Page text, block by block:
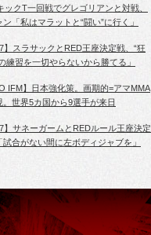
ックT一回戦でグレゴリアンと対戦、
「私はマラットと“闘い”に行く」
】スラサックとRED王座決定戦、“狂
練習を一切やらないから勝てる」
IFM】日本強化策。画期的=アマMMA
世界5カ国から9選手が来日
】サネーガームとREDルール王座決定
合がない間に左ボディジャブを」